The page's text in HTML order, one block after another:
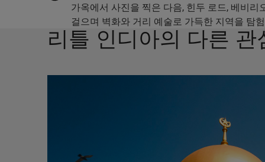
가옥에서 사진을 찍은 다음, 힌두 로드, 베비
걸으며 벽화와 거리 예술로 가득한 지역을 탐
리틀 인디아의 다른 관